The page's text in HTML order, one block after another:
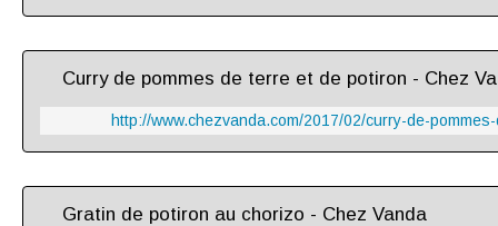
Curry de pommes de terre et de potiron - Chez
http://www.chezvanda.com/2017/02/curry-de-
Gratin de potiron au chorizo - Chez Vanda